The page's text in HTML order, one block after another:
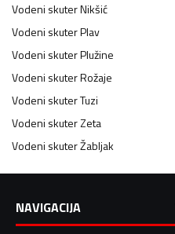
Vodeni skuterNikšić
Vodeni skuterPlav
Vodeni skuterPlužine
Vodeni skuterRožaje
Vodeni skuterTuzi
Vodeni skuterZeta
Vodeni skuterŽabljak
NAVIGACIJA